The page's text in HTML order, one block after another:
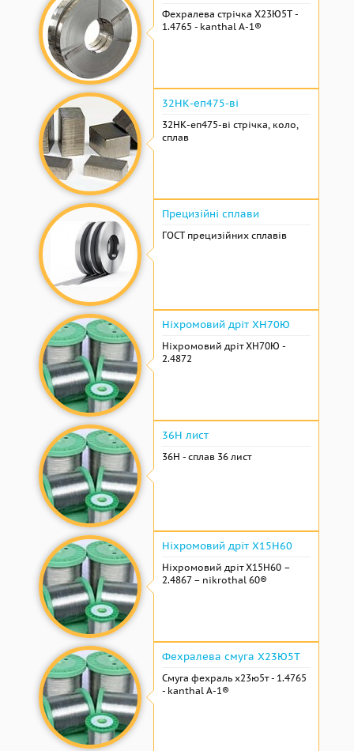
Фехралева стрічка Х23Ю5Т -
1.4765 - kanthal A-1®
32НК-еп475-ві
32НК-еп475-ві стрічка, коло,
сплав
Прецизійні сплави
ГОСТ прецизійних сплавів
Ніхромовий дріт ХН70Ю
Ніхромовий дріт ХН70Ю -
2.4872
36Н лист
36Н - сплав 36 лист
Ніхромовий дріт Х15Н60
Ніхромовий дріт Х15Н60 –
2.4867 – nikrothal 60®
Фехралева смуга Х23Ю5Т
Смуга фехраль х23ю5т - 1.4765
- kanthal A-1®